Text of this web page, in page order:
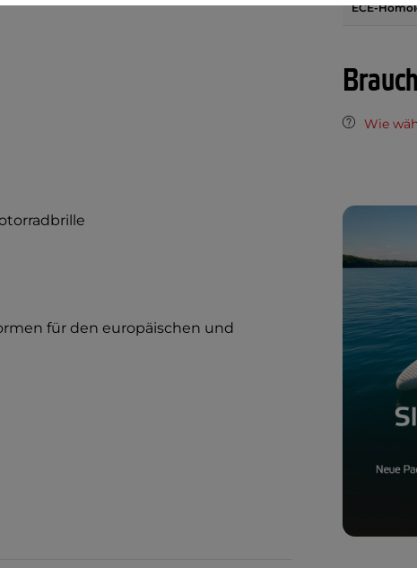
für den europäischen und
ECE-
Wie